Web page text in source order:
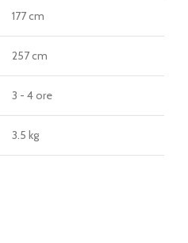
177 cm
257 cm
3 - 4 ore
3.5 kg